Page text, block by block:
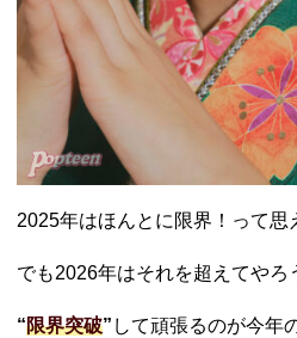
2025年はほんとに限界！って思
でも2026年はそれを超えてやろ
“限界突破” して頑張るのが今年